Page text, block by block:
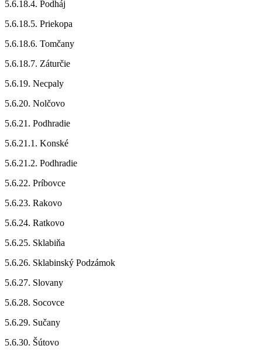
5.6.18.4. Podháj
5.6.18.5. Priekopa
5.6.18.6. Tomčany
5.6.18.7. Záturčie
5.6.19. Necpaly
5.6.20. Nolčovo
5.6.21. Podhradie
5.6.21.1. Konské
5.6.21.2. Podhradie
5.6.22. Príbovce
5.6.23. Rakovo
5.6.24. Ratkovo
5.6.25. Sklabiňa
5.6.26. Sklabinský Podzámok
5.6.27. Slovany
5.6.28. Socovce
5.6.29. Sučany
5.6.30. Šútovo